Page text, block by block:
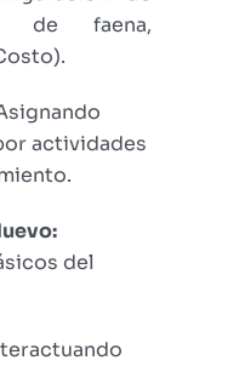
de faena,
actividades
del